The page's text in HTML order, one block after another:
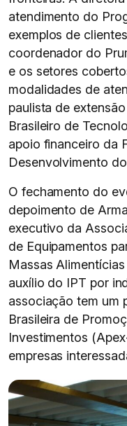
atendimento do
exemplos de
coordenador do
e os setores
modalidades de
paulista de
Brasileiro de
apoio financeiro da
Desenvolvimento
O fechamento do
depoimento de
executivo da
de Equipamentos
Massas
auxílio do IPT por
associação tem um
Brasileira de
Investimentos
empresas